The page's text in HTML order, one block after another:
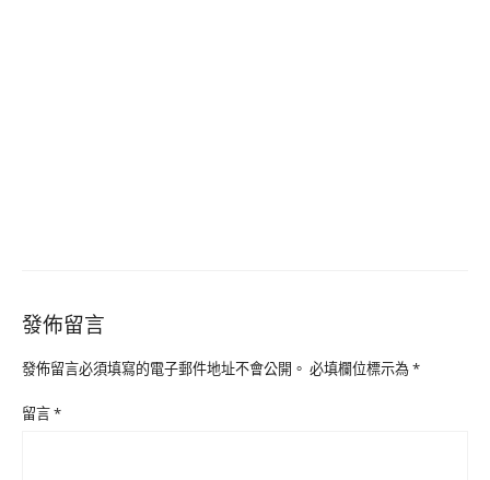
發佈留言
發佈留言必須填寫的電子郵件地址不會公開。 必填欄位標示為*
留言*